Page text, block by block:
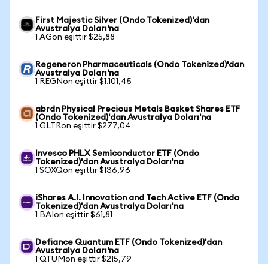
First Majestic Silver (Ondo Tokenized)'dan
Avustralya Doları'na
1 AGon eşittir $25,88
Regeneron Pharmaceuticals (Ondo Tokenized)'dan
Avustralya Doları'na
1 REGNon eşittir $1.101,45
abrdn Physical Precious Metals Basket Shares ETF
(Ondo Tokenized)'dan Avustralya Doları'na
1 GLTRon eşittir $277,04
Invesco PHLX Semiconductor ETF (Ondo
Tokenized)'dan Avustralya Doları'na
1 SOXQon eşittir $136,96
iShares A.I. Innovation and Tech Active ETF (Ondo
Tokenized)'dan Avustralya Doları'na
1 BAIon eşittir $61,81
Defiance Quantum ETF (Ondo Tokenized)'dan
Avustralya Doları'na
1 QTUMon eşittir $215,79